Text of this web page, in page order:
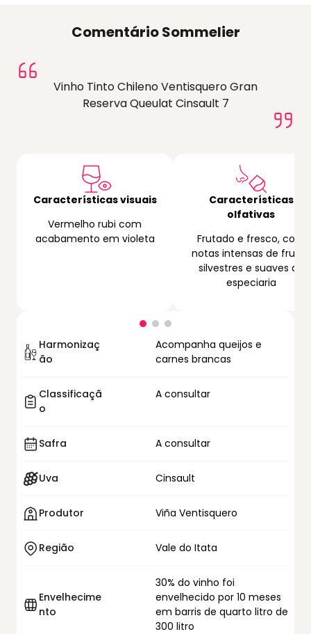
Harmonizaç
ão
Acompanha queijos e
carnes brancas
Classificaçã
o
A consultar
Safra A consultar
Uva Cinsault
Produtor Viña Ventisquero
Região Vale do Itata
Envelhecime
nto
30% do vinho foi
envelhecido por 10 meses
em barris de quarto litro de
300 litro
Comentário Sommelier
Vinho Tinto Chileno Ventisquero Gran
Reserva Queulat Cinsault 7
Características visuais
Vermelho rubi com
acabamento em violeta
Características
olfativas
Frutado e fresco, com
notas intensas de frutas
silvestres e suaves de
especiaria